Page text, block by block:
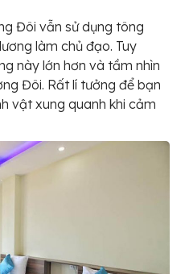
Đôi vẫn sử dụng tông
làm chủ đạo. Tuy
này lớn hơn và tầm nhìn
Đôi. Rất lí tưởng để bạn
vật xung quanh khi cảm